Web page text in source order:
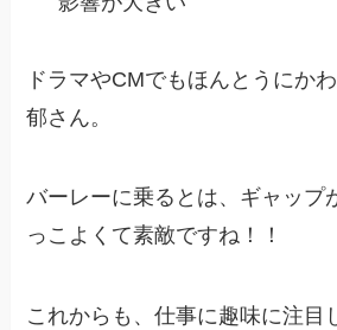
ドラマやCMでもほんとうにか
郁さん。
バーレーに乗るとは、ギャップ
っこよくて素敵ですね！！
これからも、仕事に趣味に注目